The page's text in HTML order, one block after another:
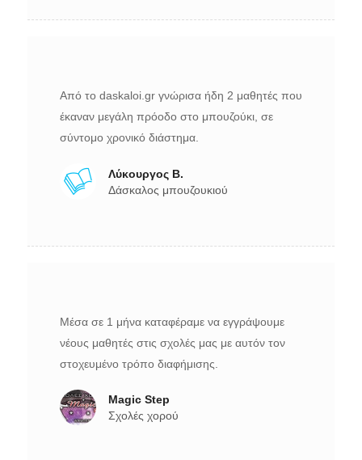
Από το daskaloi.gr γνώρισα ήδη 2 μαθητές που
έκαναν μεγάλη πρόοδο στο μπουζούκι, σε
σύντομο χρονικό διάστημα.
Λύκουργος Β.
Δάσκαλος μπουζουκιού
Μέσα σε 1 μήνα καταφέραμε να εγγράψουμε
νέους μαθητές στις σχολές μας με αυτόν τον
στοχευμένο τρόπο διαφήμισης.
Magic Step
Σχολές χορού